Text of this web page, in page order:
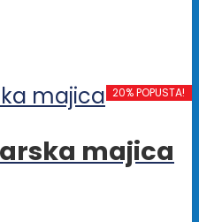
20% POPUSTA!
majica